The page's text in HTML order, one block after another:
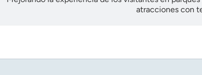
atracciones con